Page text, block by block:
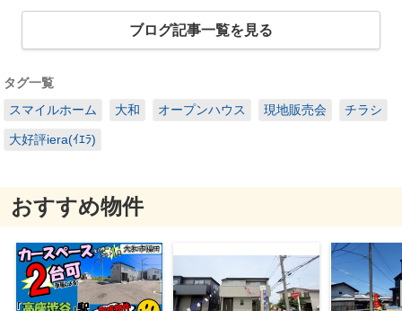
ブログ記事一覧を見る
タグ一覧
スマイルホーム
大和 オープンハウス 現地販売会 チラシ
大好評iera(ｲｴﾗ)
おすすめ物件